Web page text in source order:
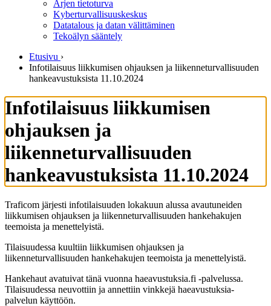
Arjen tietoturva
Kyberturvallisuuskeskus
Datatalous ja datan välittäminen
Tekoälyn sääntely
Etusivu ›
Infotilaisuus liikkumisen ohjauksen ja liikenneturvallisuuden
hankeavustuksista 11.10.2024
Infotilaisuus liikkumisen
ohjauksen ja
liikenneturvallisuuden
hankeavustuksista 11.10.2024
Traficom järjesti infotilaisuuden lokakuun alussa avautuneiden
liikkumisen ohjauksen ja liikenneturvallisuuden hankehakujen
teemoista ja menettelyistä.
Tilaisuudessa kuultiin liikkumisen ohjauksen ja
liikenneturvallisuuden hankehakujen teemoista ja menettelyistä.
Hankehaut avatuivat tänä vuonna haeavustuksia.fi -palvelussa.
Tilaisuudessa neuvottiin ja annettiin vinkkejä haeavustuksia-
palvelun käyttöön.